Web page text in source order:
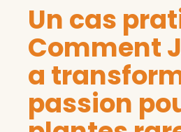
Un cas
Comment
a
passion